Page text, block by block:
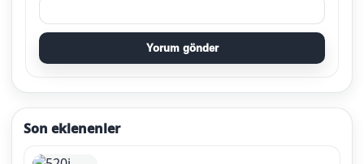
Yorum gönder
Son eklenenler